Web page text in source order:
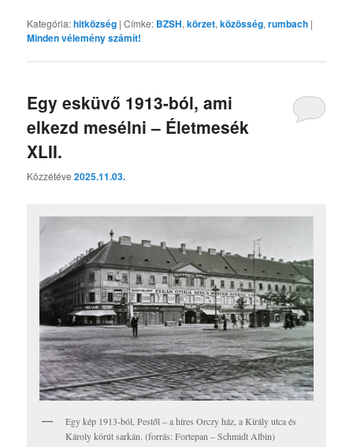
Kategória:hitközség |Címke: BZSH,körzet,közösség,rumbach |
Minden vélemény számít!
Egy esküvő 1913-ból, ami
elkezd mesélni – Életmesék
XLII.
Közzétéve2025.11.03.
Egy kép 1913-ból, Pestől – a híres Orczy ház, a Király utca és
Károly körút sarkán. (forrás: Fortepan – Schmidt Albin)